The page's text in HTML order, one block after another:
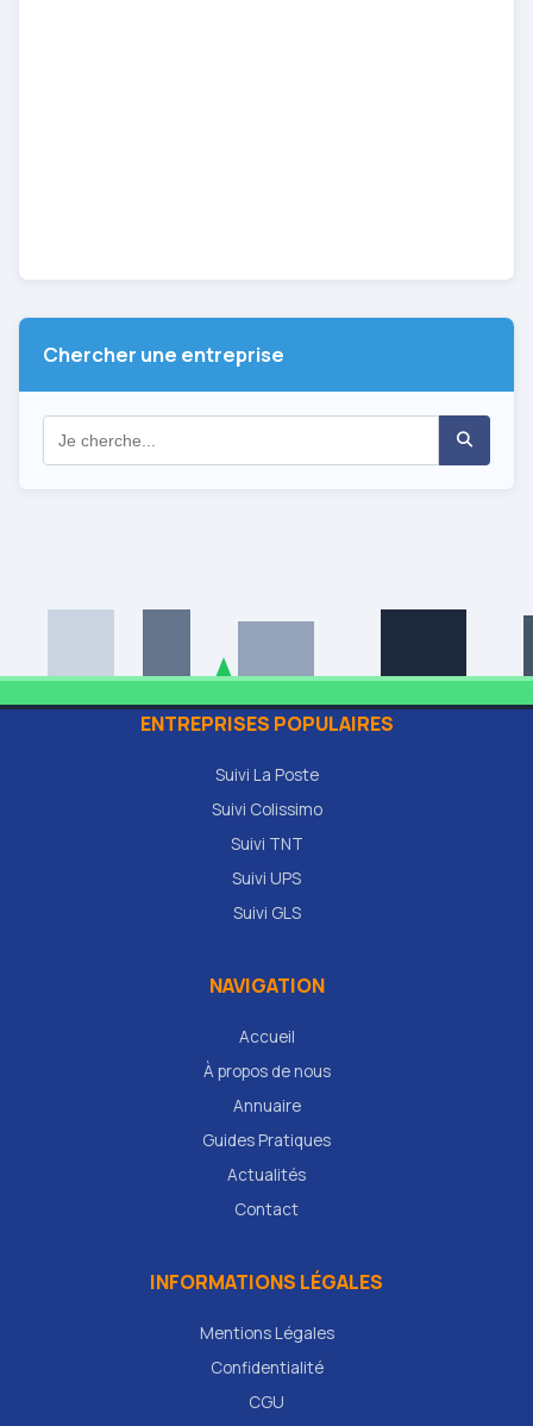
Chercher une entreprise
ENTREPRISES POPULAIRES
Suivi La Poste
Suivi Colissimo
Suivi TNT
Suivi UPS
Suivi GLS
NAVIGATION
Accueil
À propos de nous
Annuaire
Guides Pratiques
Actualités
Contact
INFORMATIONS LÉGALES
Mentions Légales
Confidentialité
CGU